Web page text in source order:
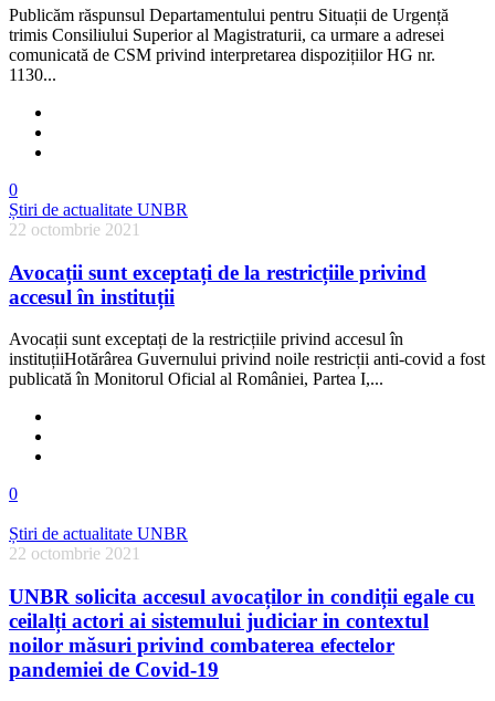
Publicăm răspunsul Departamentului pentru Situații de Urgență
trimis Consiliului Superior al Magistraturii, ca urmare a adresei
comunicată de CSM privind interpretarea dispozițiilor HG nr.
1130...
0
Știri de actualitate UNBR
22 octombrie 2021
Avocații sunt exceptați de la restricțiile privind
accesul în instituții
Avocații sunt exceptați de la restricțiile privind accesul în
instituțiiHotărârea Guvernului privind noile restricții anti-covid a fost
publicată în Monitorul Oficial al României, Partea I,...
0
Știri de actualitate UNBR
22 octombrie 2021
UNBR solicita accesul avocaților in condiții egale cu
ceilalți actori ai sistemului judiciar in contextul
noilor măsuri privind combaterea efectelor
pandemiei de Covid-19